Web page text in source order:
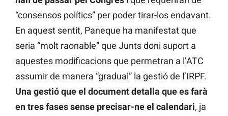
“consensos polítics” per poder tirar-los endavant.
En aquest sentit, Paneque ha manifestat que
seria “molt raonable” que Junts doni suport a
aquestes modificacions que permetran a l’ATC
assumir de manera “gradual” la gestió de l’IRPF.
Una gestió que el document detalla que es farà
en tres fases sense precisar-ne el calendari, ja